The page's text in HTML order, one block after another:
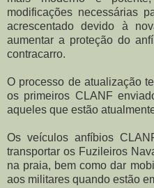
modificações necessárias
acrescentado devido à
aumentar a proteção do
contracarro.
O processo de atualização
os primeiros CLANF
aqueles que estão
Os veículos anfíbios
transportar os Fuzileiros
na praia, bem como dar
aos militares quando estão